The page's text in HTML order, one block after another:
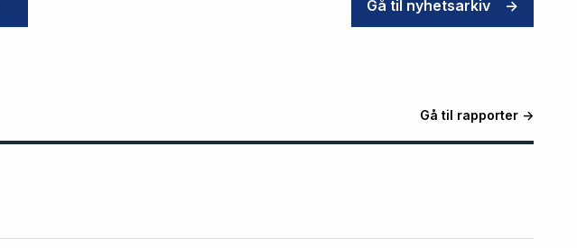
Gå til nyhetsarkiv ->
Gå til rapporter ->